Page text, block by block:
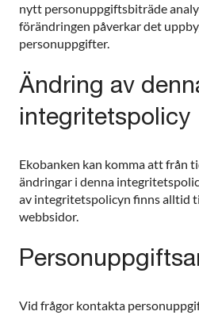
nytt personuppgiftsbiträde
förändringen påverkar det
personuppgifter.
Ändring av
integritetspolicy
Ekobanken kan komma att från
ändringar i denna
av integritetspolicyn finns alltid
webbsidor.
Vid frågor kontakta